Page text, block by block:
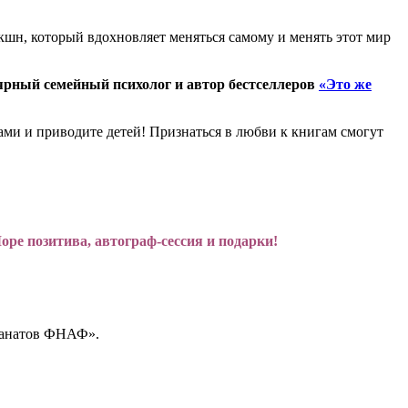
который вдохновляет меняться самому и менять этот мир
семейный психолог и автор бестселлеров «Это же
и приводите детей! Признаться в любви к книгам смогут
позитива, автограф-сессия и подарки!
ФНАФ».